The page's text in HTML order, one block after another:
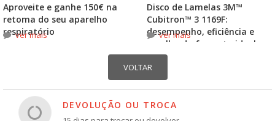
Aproveite e ganhe 150€ na
retoma do seu aparelho
respiratório
ver mais
Disco de Lamelas 3M™
Cubitron™ 3 1169F:
desempenho, eficiência e
escolha do formato ideal
ver mais
DEVOLUÇÃO OU TROCA